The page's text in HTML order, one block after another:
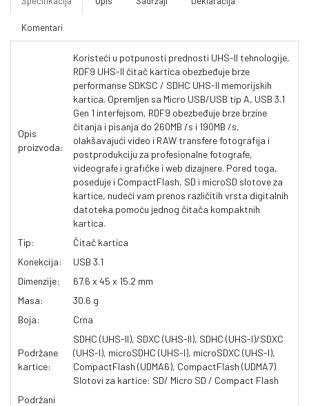
Komentari
Opis
proizvoda:
Koristeći u potpunosti prednosti UHS-II tehnologije,
RDF9 UHS-II čitač kartica obezbeđuje brze
performanse SDKSC / SDHC UHS-II memorijskih
kartica. Opremljen sa Micro USB/USB tip A, USB 3.1
Gen 1 interfejsom, RDF9 obezbeđuje brze brzine
čitanja i pisanja do 260MB /s i 190MB /s,
olakšavajući video i RAW transfere fotografija i
postprodukciju za profesionalne fotografe,
videografe i grafičke i web dizajnere. Pored toga,
poseduje i CompactFlash, SD i microSD slotove za
kartice, nudeći vam prenos različitih vrsta digitalnih
datoteka pomoću jednog čitača kompaktnih
kartica.
Tip:
Čitač kartica
Konekcija:
USB 3.1
Dimenzije:
67.6 x 45 x 15.2 mm
Masa:
30.6 g
Boja:
Crna
Podržane
kartice:
SDHC (UHS-II), SDXC (UHS-II), SDHC (UHS-I)/SDXC
(UHS-I), microSDHC (UHS-I), microSDXC (UHS-I),
CompactFlash (UDMA6), CompactFlash (UDMA7)
Slotovi za kartice: SD/ Micro SD / Compact Flash
Podržani